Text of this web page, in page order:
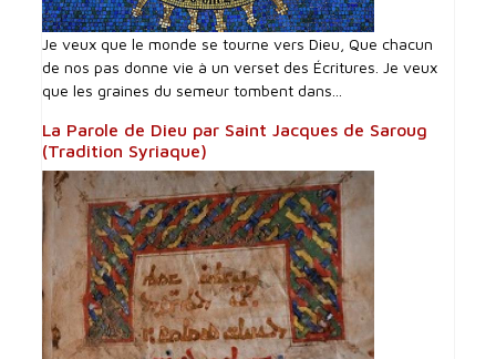
Je veux que le monde se tourne vers Dieu, Que chacun
de nos pas donne vie à un verset des Écritures. Je veux
que les graines du semeur tombent dans...
La Parole de Dieu par Saint Jacques de Saroug
(Tradition Syriaque)